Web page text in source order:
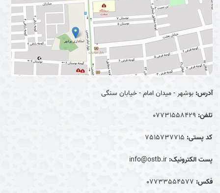
آدرس: بوشهر - میدان امام - خیابان سنگی
تلفن: 07731558429
کد پستی: 7515737715
پست الکترونیک: info@ostb.ir
فکس: 07733554577